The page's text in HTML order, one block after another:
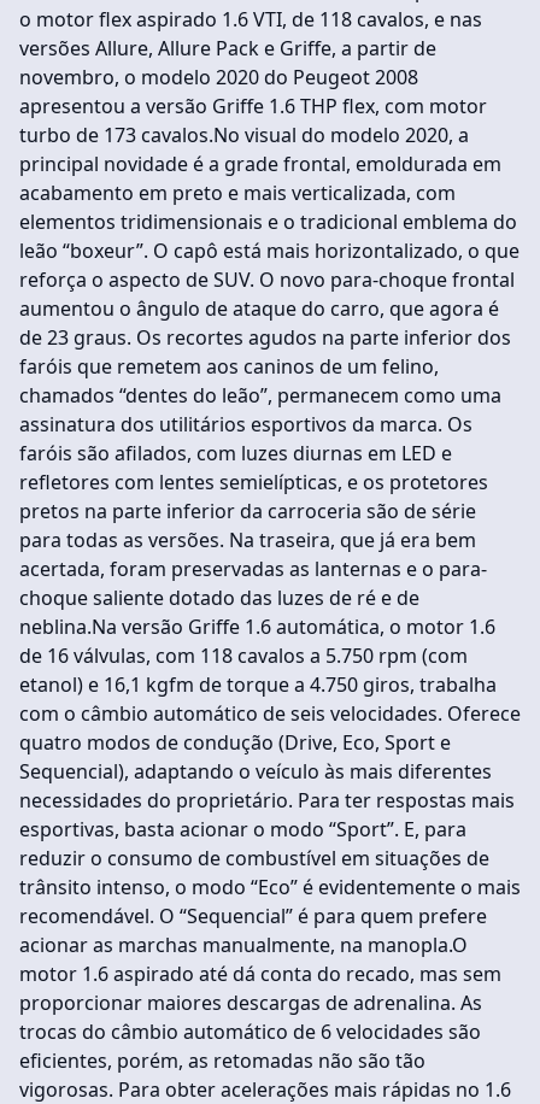
o motor flex aspirado 1.6 VTI, de 118 cavalos, e nas
versões Allure, Allure Pack e Griffe, a partir de
novembro, o modelo 2020 do Peugeot 2008
apresentou a versão Griffe 1.6 THP flex, com motor
turbo de 173 cavalos.No visual do modelo 2020, a
principal novidade é a grade frontal, emoldurada em
acabamento em preto e mais verticalizada, com
elementos tridimensionais e o tradicional emblema do
leão “boxeur”. O capô está mais horizontalizado, o que
reforça o aspecto de SUV. O novo para-choque frontal
aumentou o ângulo de ataque do carro, que agora é
de 23 graus. Os recortes agudos na parte inferior dos
faróis que remetem aos caninos de um felino,
chamados “dentes do leão”, permanecem como uma
assinatura dos utilitários esportivos da marca. Os
faróis são afilados, com luzes diurnas em LED e
refletores com lentes semielípticas, e os protetores
pretos na parte inferior da carroceria são de série
para todas as versões. Na traseira, que já era bem
acertada, foram preservadas as lanternas e o para-
choque saliente dotado das luzes de ré e de
neblina.Na versão Griffe 1.6 automática, o motor 1.6
de 16 válvulas, com 118 cavalos a 5.750 rpm (com
etanol) e 16,1 kgfm de torque a 4.750 giros, trabalha
com o câmbio automático de seis velocidades. Oferece
quatro modos de condução (Drive, Eco, Sport e
Sequencial), adaptando o veículo às mais diferentes
necessidades do proprietário. Para ter respostas mais
esportivas, basta acionar o modo “Sport”. E, para
reduzir o consumo de combustível em situações de
trânsito intenso, o modo “Eco” é evidentemente o mais
recomendável. O “Sequencial” é para quem prefere
acionar as marchas manualmente, na manopla.O
motor 1.6 aspirado até dá conta do recado, mas sem
proporcionar maiores descargas de adrenalina. As
trocas do câmbio automático de 6 velocidades são
eficientes, porém, as retomadas não são tão
vigorosas. Para obter acelerações mais rápidas no 1.6